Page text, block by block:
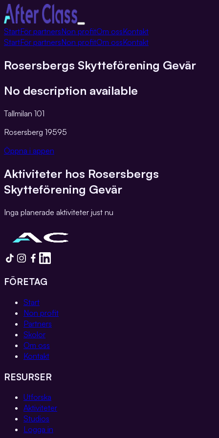
Växla
navigation
StartFör partnersNon profitOm ossKontakt
StartFör partnersNon profitOm ossKontakt
Rosersbergs Skytteförening Gevär
No description available
Tallmilan 101
Rosersberg 19595
Öppna i appen
Aktiviteter hos Rosersbergs
Skytteförening Gevär
Inga planerade aktiviteter just nu
FÖRETAG
Start
Non profit
Partners
Skolor
Om oss
Kontakt
RESURSER
Utforska
Aktiviteter
Studios
Logga in